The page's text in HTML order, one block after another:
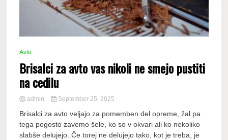
Avto
Brisalci za avto vas nikoli ne smejo pustiti
na cedilu
admin September 25, 2025
Brisalci za avto veljajo za pomemben del opreme, žal pa
tega pogosto zavemo šele, ko so v okvari ali ko nekoliko
slabše delujejo. Če torej ne delujejo tako, kot je treba, je